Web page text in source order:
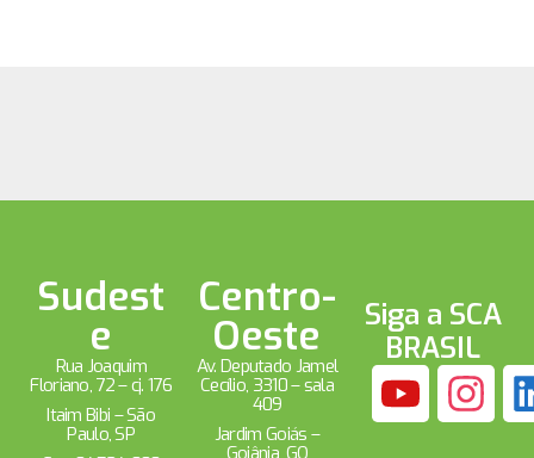
Sudest
e
Rua Joaquim
Floriano, 72 – cj. 176
Itaim Bibi – São
Paulo, SP
Centro-
Oeste
Av. Deputado Jamel
Cecílio, 3310 – sala
409
Jardim Goiás –
Siga a SCA
BRASIL